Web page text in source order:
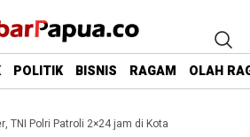
POLITIK BISNIS RAGAM OLAH
TNI Polri Patroli 2×24 jam di Kota